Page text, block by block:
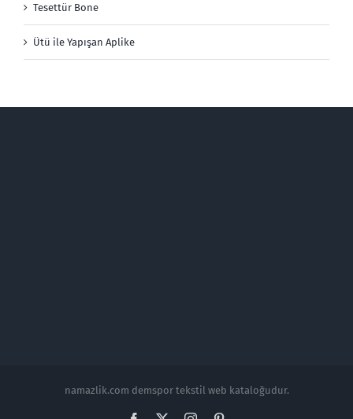
Tesettür Bone
Ütü ile Yapışan Aplike
namazlik.com demspor tekstil web kataloğudur.